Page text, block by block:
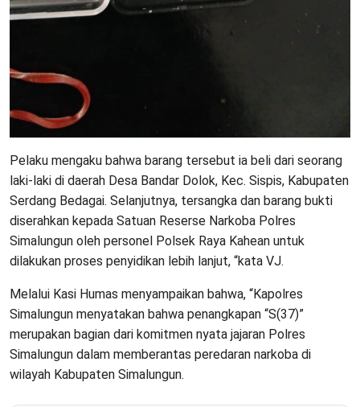
Pelaku mengaku bahwa barang tersebut ia beli dari seorang
laki-laki di daerah Desa Bandar Dolok, Kec. Sispis, Kabupaten
Serdang Bedagai. Selanjutnya, tersangka dan barang bukti
diserahkan kepada Satuan Reserse Narkoba Polres
Simalungun oleh personel Polsek Raya Kahean untuk
dilakukan proses penyidikan lebih lanjut, “kata VJ.
Melalui Kasi Humas menyampaikan bahwa, “Kapolres
Simalungun menyatakan bahwa penangkapan “S(37)”
merupakan bagian dari komitmen nyata jajaran Polres
Simalungun dalam memberantas peredaran narkoba di
wilayah Kabupaten Simalungun.